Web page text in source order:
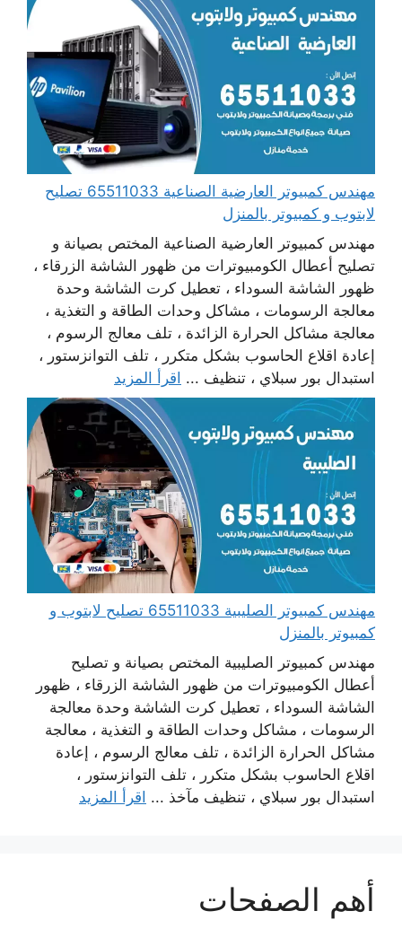
مهندس كمبيوتر العارضية الصناعية 65511033 تصليح
لابتوب و كمبيوتر بالمنزل
مهندس كمبيوتر العارضية الصناعية المختص بصيانة و
تصليح أعطال الكومبيوترات من ظهور الشاشة الزرقاء ،
ظهور الشاشة السوداء ، تعطيل كرت الشاشة وحدة
معالجة الرسومات ، مشاكل وحدات الطاقة و التغذية ،
معالجة مشاكل الحرارة الزائدة ، تلف معالج الرسوم ،
إعادة اقلاع الحاسوب بشكل متكرر ، تلف التوانزستور ،
استبدال بور سبلاي ، تنظيف ... اقرأ المزيد
مهندس كمبيوتر الصليبية 65511033 تصليح لابتوب و
كمبيوتر بالمنزل
مهندس كمبيوتر الصليبية المختص بصيانة و تصليح
أعطال الكومبيوترات من ظهور الشاشة الزرقاء ، ظهور
الشاشة السوداء ، تعطيل كرت الشاشة وحدة معالجة
الرسومات ، مشاكل وحدات الطاقة و التغذية ، معالجة
مشاكل الحرارة الزائدة ، تلف معالج الرسوم ، إعادة
اقلاع الحاسوب بشكل متكرر ، تلف التوانزستور ،
استبدال بور سبلاي ، تنظيف مآخذ ... اقرأ المزيد
أهم الصفحات